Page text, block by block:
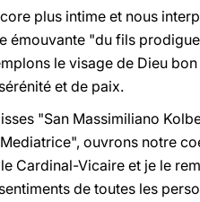
plus intime et nous
émouvante "du fils
le visage de Dieu
et de paix.
"San Massimiliano
ouvrons notre
Cardinal-Vicaire et je le
de toutes les